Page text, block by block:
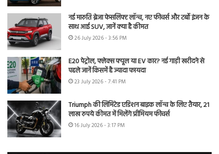
नई मारुति ब्रेजा फेसलिफ्ट लॉन्च, नए फीचर्स और टर्बो इंजन के
साथ आई SUV, जानें क्या है कीमत
26 July 2026 - 3:56 PM
E20 पेट्रोल, फ्लेक्स फ्यूल या EV कार? नई गाड़ी खरीदने से
पहले जानें किसमें है ज्यादा फायदा
23 July 2026 - 7:41 PM
Triumph की लिमिटेड एडिशन बाइक लॉन्च के लिए तैयार, 21
लाख रुपये कीमत में मिलेंगे प्रीमियम फीचर्स
16 July 2026 - 3:17 PM